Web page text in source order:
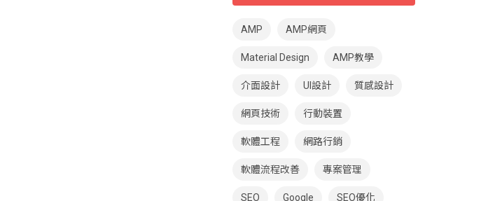
AMP AMP網頁
Material Design AMP教學
介面設計 UI設計 質感設計
網頁技術 行動裝置
軟體工程 網路行銷
軟體流程改善 專案管理
SEO Google SEO優化